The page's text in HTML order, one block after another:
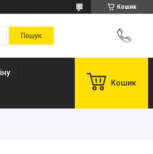
Кошик
Кошик